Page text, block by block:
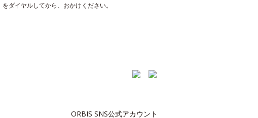
ダイヤルしてから、おかけください。
ORBIS SNS公式アカウント